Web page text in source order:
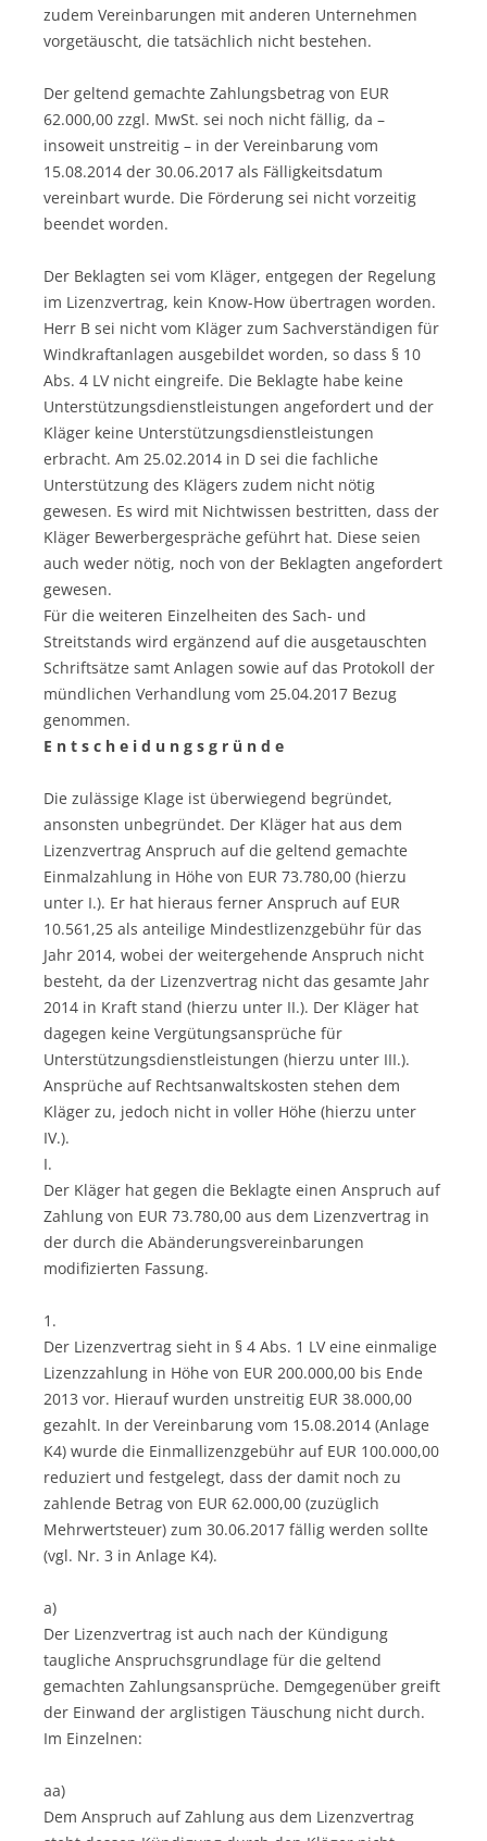
zudem Vereinbarungen mit anderen Unternehmen
vorgetäuscht, die tatsächlich nicht bestehen.
Der geltend gemachte Zahlungsbetrag von EUR
62.000,00 zzgl. MwSt. sei noch nicht fällig, da –
insoweit unstreitig – in der Vereinbarung vom
15.08.2014 der 30.06.2017 als Fälligkeitsdatum
vereinbart wurde. Die Förderung sei nicht vorzeitig
beendet worden.
Der Beklagten sei vom Kläger, entgegen der Regelung
im Lizenzvertrag, kein Know-How übertragen worden.
Herr B sei nicht vom Kläger zum Sachverständigen für
Windkraftanlagen ausgebildet worden, so dass § 10
Abs. 4 LV nicht eingreife. Die Beklagte habe keine
Unterstützungsdienstleistungen angefordert und der
Kläger keine Unterstützungsdienstleistungen
erbracht. Am 25.02.2014 in D sei die fachliche
Unterstützung des Klägers zudem nicht nötig
gewesen. Es wird mit Nichtwissen bestritten, dass der
Kläger Bewerbergespräche geführt hat. Diese seien
auch weder nötig, noch von der Beklagten angefordert
gewesen.
Für die weiteren Einzelheiten des Sach- und
Streitstands wird ergänzend auf die ausgetauschten
Schriftsätze samt Anlagen sowie auf das Protokoll der
mündlichen Verhandlung vom 25.04.2017 Bezug
genommen.
E n t s c h e i d u n g s g r ü n d e
Die zulässige Klage ist überwiegend begründet,
ansonsten unbegründet. Der Kläger hat aus dem
Lizenzvertrag Anspruch auf die geltend gemachte
Einmalzahlung in Höhe von EUR 73.780,00 (hierzu
unter I.). Er hat hieraus ferner Anspruch auf EUR
10.561,25 als anteilige Mindestlizenzgebühr für das
Jahr 2014, wobei der weitergehende Anspruch nicht
besteht, da der Lizenzvertrag nicht das gesamte Jahr
2014 in Kraft stand (hierzu unter II.). Der Kläger hat
dagegen keine Vergütungsansprüche für
Unterstützungsdienstleistungen (hierzu unter III.).
Ansprüche auf Rechtsanwaltskosten stehen dem
Kläger zu, jedoch nicht in voller Höhe (hierzu unter
IV.).
I.
Der Kläger hat gegen die Beklagte einen Anspruch auf
Zahlung von EUR 73.780,00 aus dem Lizenzvertrag in
der durch die Abänderungsvereinbarungen
modifizierten Fassung.
1.
Der Lizenzvertrag sieht in § 4 Abs. 1 LV eine einmalige
Lizenzzahlung in Höhe von EUR 200.000,00 bis Ende
2013 vor. Hierauf wurden unstreitig EUR 38.000,00
gezahlt. In der Vereinbarung vom 15.08.2014 (Anlage
K4) wurde die Einmallizenzgebühr auf EUR 100.000,00
reduziert und festgelegt, dass der damit noch zu
zahlende Betrag von EUR 62.000,00 (zuzüglich
Mehrwertsteuer) zum 30.06.2017 fällig werden sollte
(vgl. Nr. 3 in Anlage K4).
a)
Der Lizenzvertrag ist auch nach der Kündigung
taugliche Anspruchsgrundlage für die geltend
gemachten Zahlungsansprüche. Demgegenüber greift
der Einwand der arglistigen Täuschung nicht durch.
Im Einzelnen:
aa)
Dem Anspruch auf Zahlung aus dem Lizenzvertrag